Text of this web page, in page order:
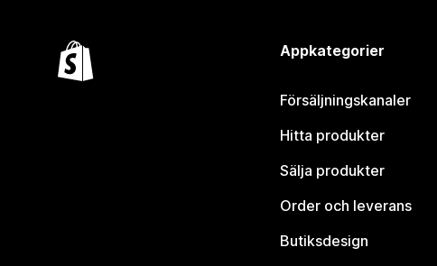
Appkategorier
Försäljningskanaler
Hitta produkter
Sälja produkter
Order och leverans
Butiksdesign